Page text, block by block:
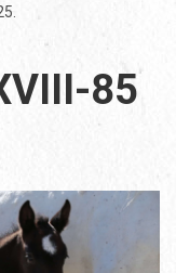
85